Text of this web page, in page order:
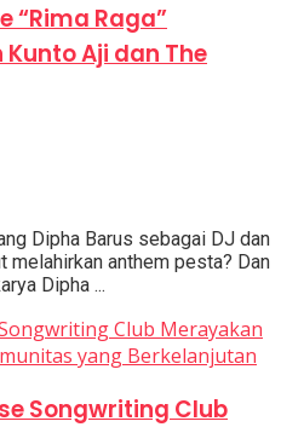
“Rima Raga”
Aji dan The
Dipha Barus sebagai DJ dan
anthem pesta? Dan
Dipha ...
Songwriting Club